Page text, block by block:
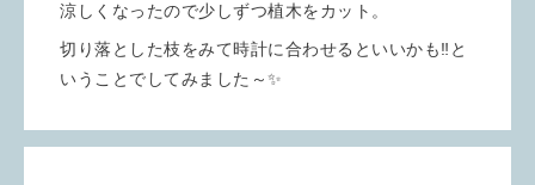
涼しくなったので少しずつ植木をカット。
切り落とした枝をみて時計に合わせるといいかも‼️と
いうことでしてみました～✨